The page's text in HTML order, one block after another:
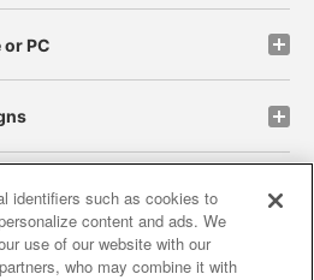
PC
site policy privacy policy
identifiers such as cookies to
content and ads. We
use of our website with our
who may combine it with